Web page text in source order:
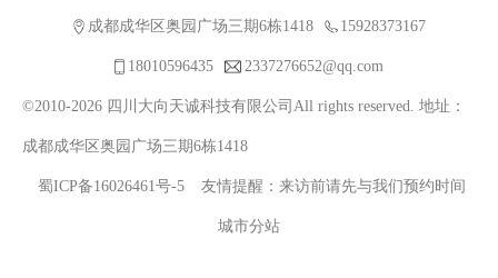
成都成华区奥园广场三期6栋1418 15928373167
18010596435 2337276652@qq.com
©2010-2026 四川大向天诚科技有限公司All rights reserved. 地址：
成都成华区奥园广场三期6栋1418
蜀ICP备16026461号-5 友情提醒：来访前请先与我们预约时间
城市分站